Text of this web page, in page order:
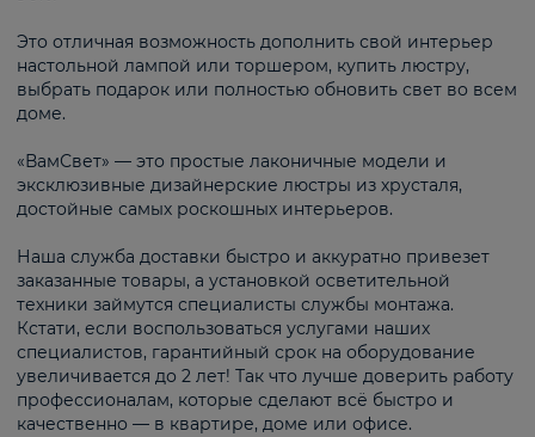
Это отличная возможность дополнить свой интерьер
настольной лампой или торшером, купить люстру,
выбрать подарок или полностью обновить свет во всем
доме.
«ВамСвет» — это простые лаконичные модели и
эксклюзивные дизайнерские люстры из хрусталя,
достойные самых роскошных интерьеров.
Наша служба доставки быстро и аккуратно привезет
заказанные товары, а установкой осветительной
техники займутся специалисты службы монтажа.
Кстати, если воспользоваться услугами наших
специалистов, гарантийный срок на оборудование
увеличивается до 2 лет! Так что лучше доверить работу
профессионалам, которые сделают всё быстро и
качественно — в квартире, доме или офисе.